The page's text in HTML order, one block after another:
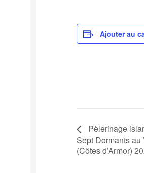
Ajouter au
Pèlerinage
Sept Dormants
(Côtes d’Armor)